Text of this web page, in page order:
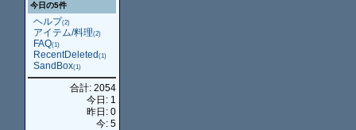
今日の5件
ヘルプ(2)
アイテム/料理(2)
FAQ(1)
RecentDeleted(1)
SandBox(1)
合計: 2054
今日: 1
昨日: 0
今: 5